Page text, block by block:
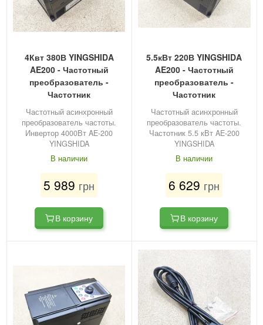
4Квт 380В YINGSHIDA
AE200 - Частотный
преобразователь -
Частотник
Частотный асинхронный
преобразователь частоты.
Инвертор 4000Вт AE-200
YINGSHIDA
В наличии
5 989 грн
В корзину
5.5кВт 220В YINGSHIDA
AE200 - Частотный
преобразователь -
Частотник
Частотный асинхронный
преобразователь частоты.
Частотник 5.5 кВт AE-200
YINGSHIDA
В наличии
6 629 грн
В корзину